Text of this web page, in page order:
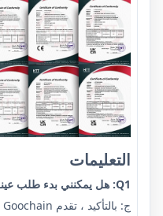
التعليمات
Q1: هل يمكنني بدء طلب عينة أولاً قبل طلب المزيد؟